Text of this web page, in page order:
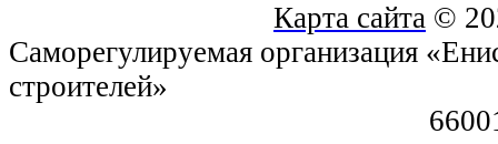
Карта сайта ©
Саморегулируемая организация
строителей»
660018, г.